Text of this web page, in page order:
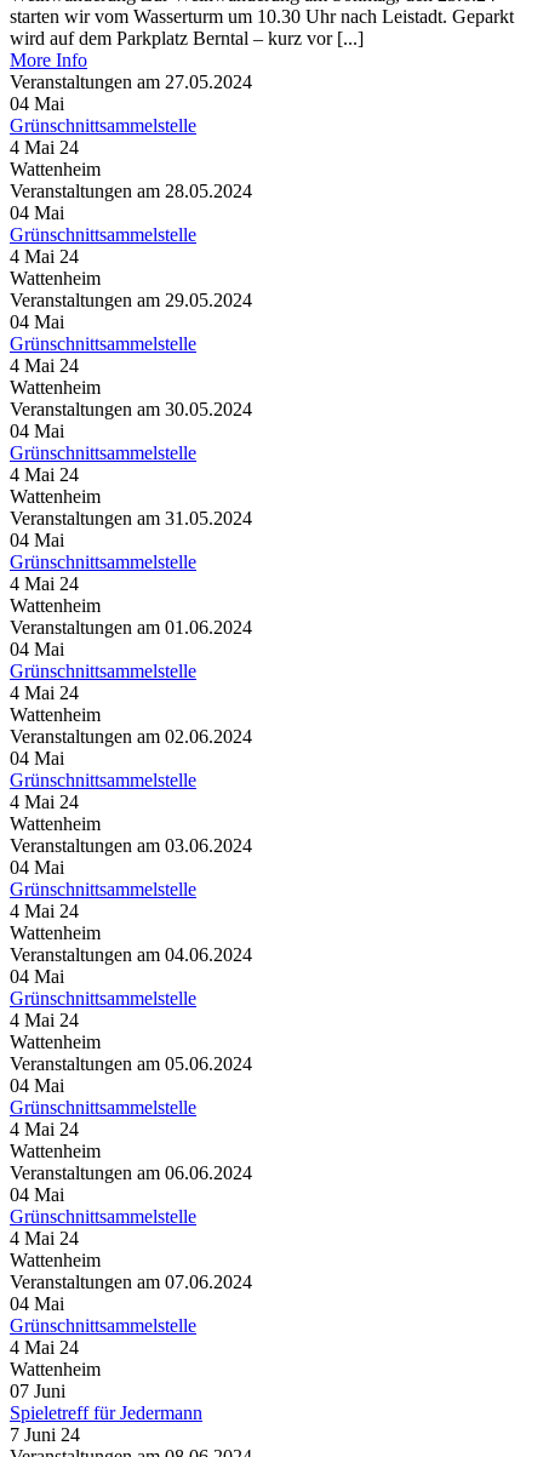
starten wir vom Wasserturm um 10.30 Uhr nach Leistadt. Geparkt
wird auf dem Parkplatz Berntal – kurz vor [...]
More Info
Veranstaltungen am 27.05.2024
04 Mai
Grünschnittsammelstelle
4 Mai 24
Wattenheim
Veranstaltungen am 28.05.2024
04 Mai
Grünschnittsammelstelle
4 Mai 24
Wattenheim
Veranstaltungen am 29.05.2024
04 Mai
Grünschnittsammelstelle
4 Mai 24
Wattenheim
Veranstaltungen am 30.05.2024
04 Mai
Grünschnittsammelstelle
4 Mai 24
Wattenheim
Veranstaltungen am 31.05.2024
04 Mai
Grünschnittsammelstelle
4 Mai 24
Wattenheim
Veranstaltungen am 01.06.2024
04 Mai
Grünschnittsammelstelle
4 Mai 24
Wattenheim
Veranstaltungen am 02.06.2024
04 Mai
Grünschnittsammelstelle
4 Mai 24
Wattenheim
Veranstaltungen am 03.06.2024
04 Mai
Grünschnittsammelstelle
4 Mai 24
Wattenheim
Veranstaltungen am 04.06.2024
04 Mai
Grünschnittsammelstelle
4 Mai 24
Wattenheim
Veranstaltungen am 05.06.2024
04 Mai
Grünschnittsammelstelle
4 Mai 24
Wattenheim
Veranstaltungen am 06.06.2024
04 Mai
Grünschnittsammelstelle
4 Mai 24
Wattenheim
Veranstaltungen am 07.06.2024
04 Mai
Grünschnittsammelstelle
4 Mai 24
Wattenheim
07 Juni
Spieletreff für Jedermann
7 Juni 24